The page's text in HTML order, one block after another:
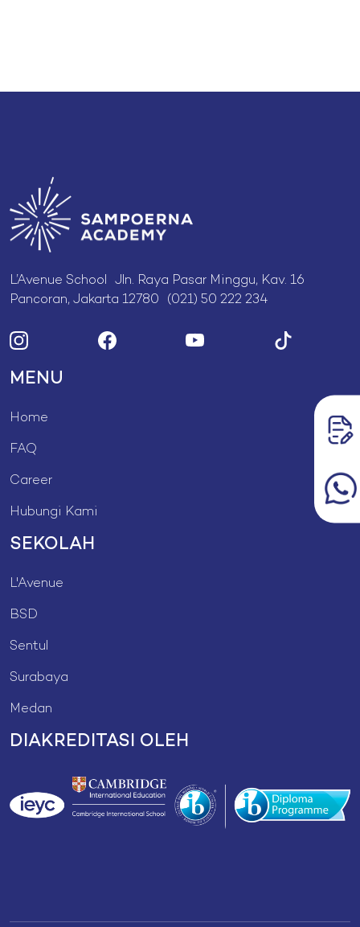
L’Avenue School Jln. Raya Pasar Minggu, Kav. 16
Pancoran, Jakarta 12780 (021) 50 222 234
MENU
Home
FAQ
Career
Hubungi Kami
SEKOLAH
L'Avenue
BSD
Sentul
Surabaya
Medan
DIAKREDITASI OLEH